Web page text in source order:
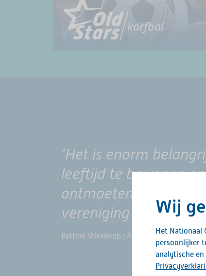
korfbal
‘Het is enorm
leeftijd te bewegen
ontmoeten. Leuk als
vereniging om de
Bettine Vrieskoop | Ambassadeur
Wij
Het Nationaal
persoonlijker
analytische